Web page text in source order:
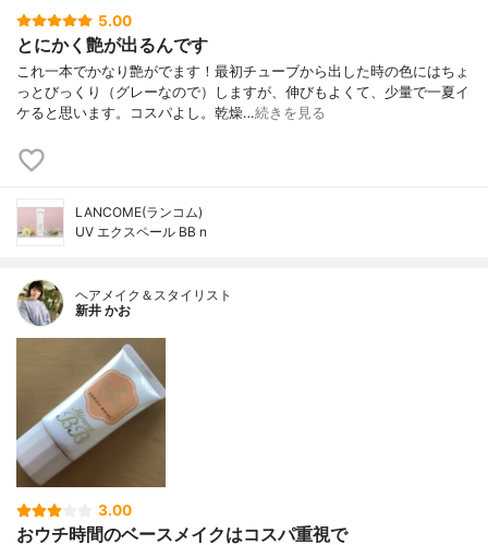
5.00
とにかく艶が出るんです
これ一本でかなり艶がでます！最初チューブから出した時の色にはちょ
っとびっくり（グレーなので）しますが、伸びもよくて、少量で一夏イ
ケると思います。コスパよし。乾燥…続きを見る
LANCOME(ランコム)
UV エクスペール BB n
ヘアメイク＆スタイリスト
新井 かお
3.00
おウチ時間のベースメイクはコスパ重視で